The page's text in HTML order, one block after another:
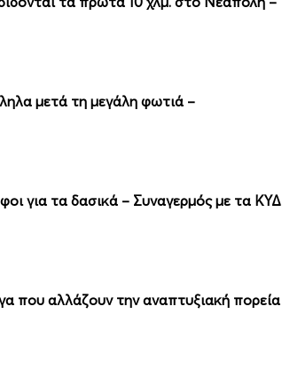
μετά τη μεγάλη φωτιά –
για τα δασικά – Συναγερμός με τα ΚΥΔ
που αλλάζουν την αναπτυξιακή πορεία